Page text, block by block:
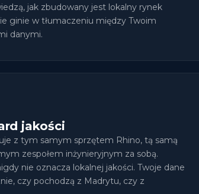
jak zbudowany jest lokalny rynek
ginie w tłumaczeniu między Twoim
danymi.
jakości
z tym samym sprzętem Rhino, tą samą
zespołem inżynieryjnym za sobą.
nie oznacza lokalnej jakości. Twoje dane
czy pochodzą z Madrytu, czy z